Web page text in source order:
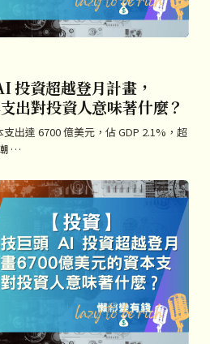
投資超越登月計畫，
出對投資人意味著什麼？
出達 6700 億美元，佔 GDP 2.1%，超
…